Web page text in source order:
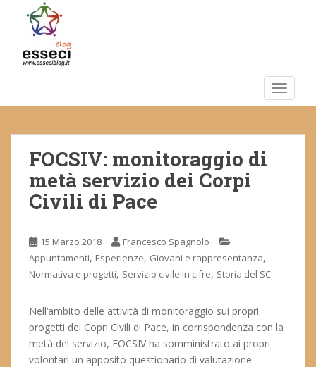
m
FOCSIV: monitoraggio di
metà servizio dei Corpi
Civili di Pace
15 Marzo 2018
Francesco Spagnolo
Appuntamenti, Esperienze, Giovani e rappresentanza,
Normativa e progetti, Servizio civile in cifre, Storia del SC
Nell’ambito delle attività di monitoraggio sui propri
progetti dei Copri Civili di Pace, in corrispondenza con la
metà del servizio, FOCSIV ha somministrato ai propri
volontari un apposito questionario di valutazione